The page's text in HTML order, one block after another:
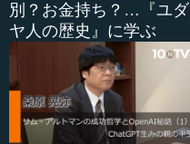
別？お金持ち？…『ユダ
ヤ人の歴史』に学ぶ